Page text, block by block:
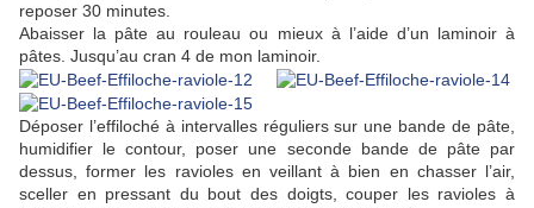
reposer 30 minutes.
Abaisser la pâte au rouleau ou mieux à l’aide d’un laminoir à
pâtes. Jusqu’au cran 4 de mon laminoir.
Déposer l’effiloché à intervalles réguliers sur une bande de pâte,
humidifier le contour, poser une seconde bande de pâte par
dessus, former les ravioles en veillant à bien en chasser l’air,
sceller en pressant du bout des doigts, couper les ravioles à